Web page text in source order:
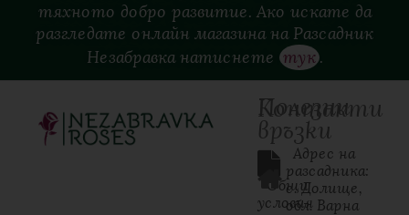
тяхното добро развитие. Ако искате да
разгледате онлайн магазина на Разсадник
Незабравка натиснете тук.
Полезни
връзки
Общи
условия
Контакти
Адрес на
разсадника:
с. Долище,
обл. Варна